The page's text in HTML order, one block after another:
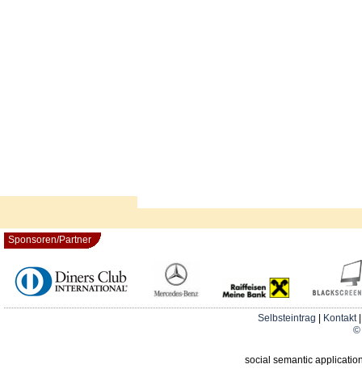
Sponsoren/Partner
Selbsteintrag Kontakt
©
social semantic